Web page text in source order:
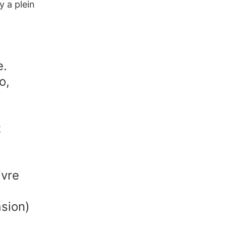
a plein